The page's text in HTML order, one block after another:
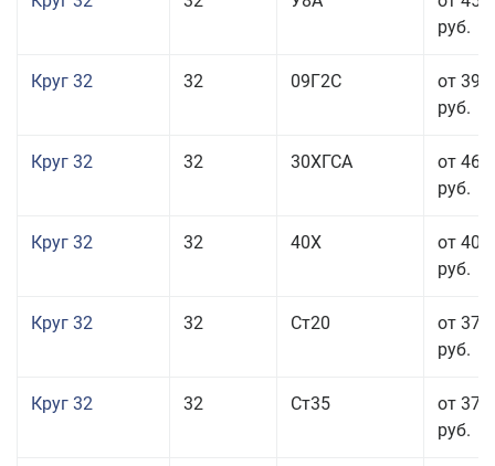
руб.
Круг 32 32 09Г2С
от 39
руб.
Круг 32 32 30ХГСА
от 46
руб.
Круг 32 32 40Х
от 40
руб.
Круг 32 32 Ст20
от 37
руб.
Круг 32 32 Ст35
от 37
руб.